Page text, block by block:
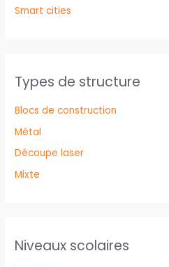
Smart cities
Types de structure
Blocs de construction
Métal
Découpe laser
Mixte
Niveaux scolaires